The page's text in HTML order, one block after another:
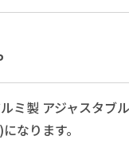
ミ製 アジャスタブ
なります。